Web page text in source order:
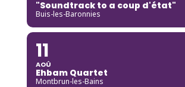
"Soundtrack to a coup d'état"
Buis-les-Baronnies
11
AOÛ
Ehbam Quartet
Montbrun-les-Bains